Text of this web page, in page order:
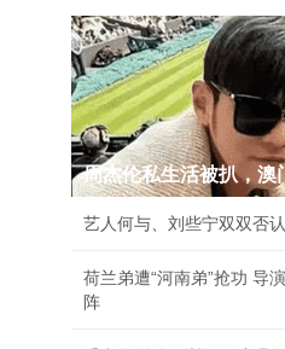
周杰伦私生活被扒，澳
艺人何与、刘些宁双双否
荷兰弟遭“河南弟”抢功 导
阵